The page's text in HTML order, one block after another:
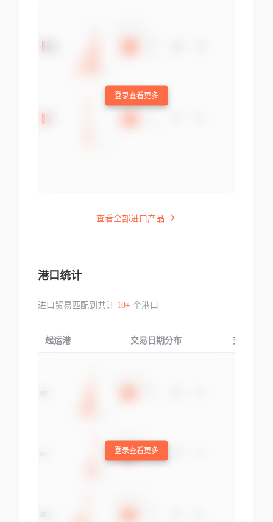
登录查看更多
查看全部进口产品
港口统计
进口贸易匹配到共计 10+个港口
起运港 交易日期分布 交易产品
登录查看更多